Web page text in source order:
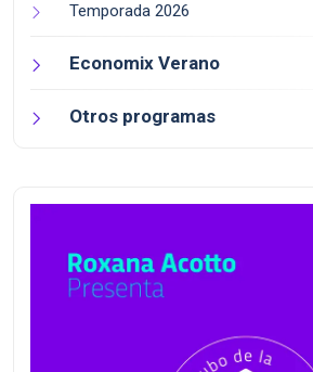
Temporada 2026
Economix Verano
Otros programas